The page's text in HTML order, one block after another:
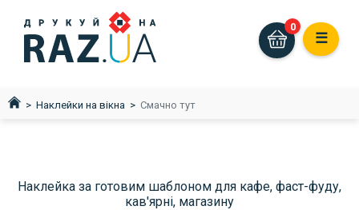
☰
0
Наклейки на вікна Смачно тут
Наклейка за готовим шаблоном для кафе, фаст-фуду,
кав'ярні, магазину